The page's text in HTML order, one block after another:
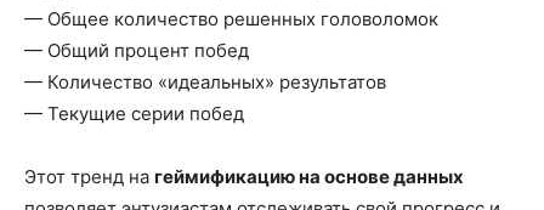
— Общее количество решенных головоломок
— Общий процент побед
— Количество «идеальных» результатов
— Текущие серии побед
Этот тренд на геймификацию на основе данных